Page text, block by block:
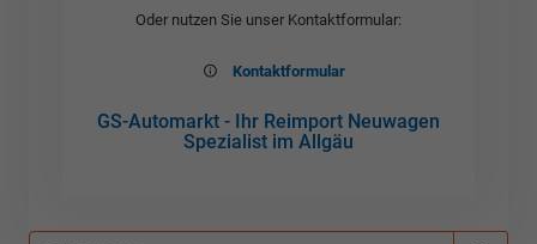
Oder nutzen Sie unser Kontaktformular:
Kontaktformular
GS-Automarkt - Ihr Reimport Neuwagen
Spezialist im Allgäu